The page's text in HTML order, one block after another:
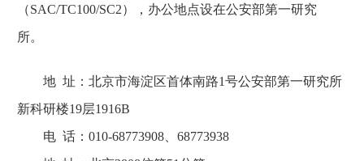
（SAC/TC100/SC2），办公地点设在公安部第一研究
所。
地 址：北京市海淀区首体南路1号公安部第一研究所
新科研楼19层1916B
电 话：010-68773908、68773938